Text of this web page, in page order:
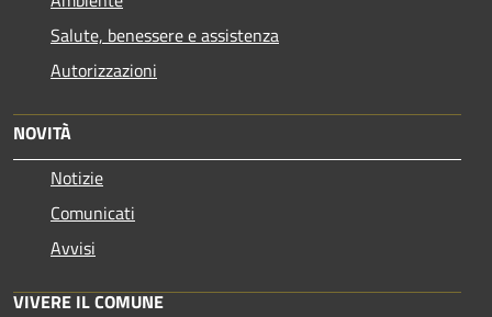
Salute, benessere e assistenza
Autorizzazioni
NOVITÀ
Notizie
Comunicati
Avvisi
VIVERE IL COMUNE